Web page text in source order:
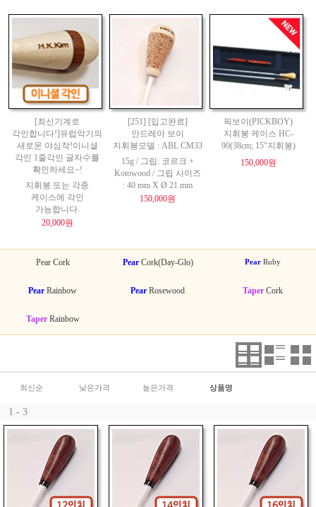
[최신기계로
각인합니다!]유럽악기의
새로운 야심작!이니셜
각인 1줄각인 글자수를
확인하세요~!
지휘봉 또는 각종
케이스에 각인
가능합니다.
20,000원
[251] [입고완료]
안드레아 보이
지휘봉모델 : ABL CM33
15g / 그립: 코르크 +
Kotowood / 그립 사이즈
: 40 mm X Ø 21 mm
150,000원
픽보이(PICKBOY)
지휘봉 케이스 HC-
90(38cm; 15"지휘봉)
150,000원
Pear Cork PearCork(Day-Glo) Pear Ruby
Pear Rainbow Pear Rosewood Taper Cork
TaperRainbow
최신순 낮은가격 높은가격 상품명
1 - 3